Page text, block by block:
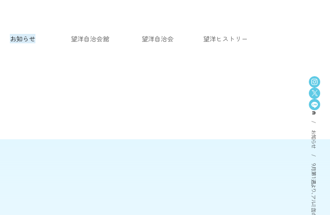
お知らせ 望洋自治会館 望洋自治会 望洋ヒストリー
home
お知らせ